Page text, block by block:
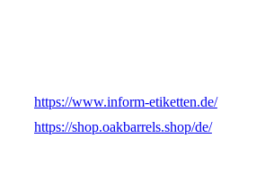
https://www.inform-etiketten.de/
https://shop.oakbarrels.shop/de/